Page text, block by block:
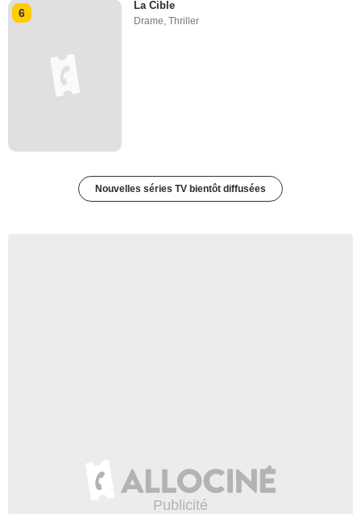
6
La Cible
Drame,Thriller
Nouvelles séries TV bientôt diffusées